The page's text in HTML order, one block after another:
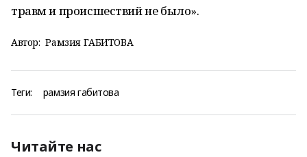
травм и происшествий не было».
Автор: Рамзия ГАБИТОВА
Теги: рамзия габитова
Читайте нас